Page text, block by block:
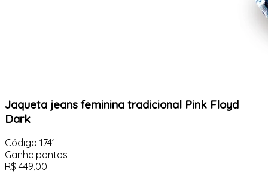
Jaqueta jeans feminina tradicional Pink Floyd
Dark
Código 1741
Ganhe pontos
R$ 449,00